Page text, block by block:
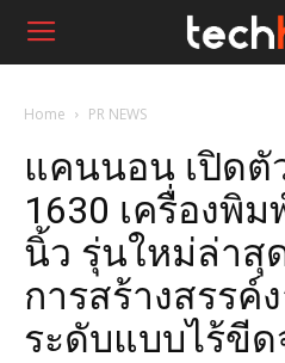
Home PR NEWS
แคนนอน เปิดตั
1630 เครื่องพิ
นิ้ว รุ่นใหม่ล่าสุ
การสร้างสรรค์
ระดับแบบไร้ขี